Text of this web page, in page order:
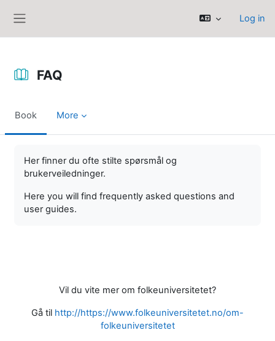
Log in
FAQ
Book More
Her finner du ofte stilte spørsmål og
brukerveiledninger.
Here you will find frequently asked questions and
user guides.
Vil du vite mer om folkeuniversitetet?
Gå til http://https://www.folkeuniversitetet.no/om-
folkeuniversitetet